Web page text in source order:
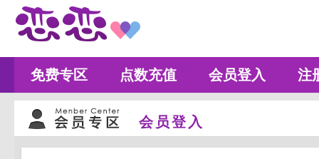
免费专区 点数充值 会员登入 注
会员登入